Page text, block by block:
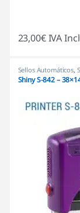
23,00€IVA
Sellos Automáticos,
Shiny S-842 –